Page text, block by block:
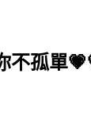
孤單